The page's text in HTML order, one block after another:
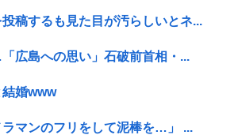
稿するも見た目が汚らしいとネ...
広島への思い」石破前首相・...
結婚www
ラマンのフリをして泥棒を…」 ...